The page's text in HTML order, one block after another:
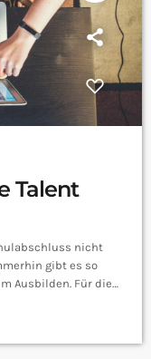
Talent
nicht
gibt es so
Ausbilden. Für die
gibt es jetzt eine